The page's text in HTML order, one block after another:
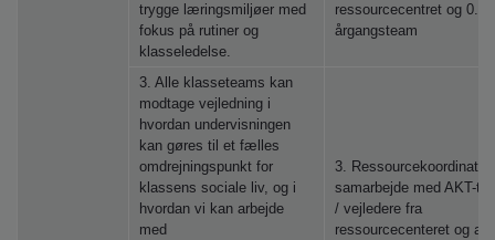
trygge læringsmiljøer med
fokus på rutiner og
klasseledelse.
ressourcecentret og 0.
årgangsteam
3. Alle klasseteams kan
modtage vejledning i
hvordan undervisningen
kan gøres til et fælles
omdrejningspunkt for
klassens sociale liv, og i
hvordan vi kan arbejde
med
3. Ressourcekoordinator
samarbejde med AKT-
/ vejledere fra
ressourcecenteret og alle